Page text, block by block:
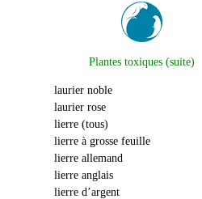
Plantes toxiques (suite)
laurier noble
laurier rose
lierre (tous)
lierre à grosse feuille
lierre allemand
lierre anglais
lierre d’argent